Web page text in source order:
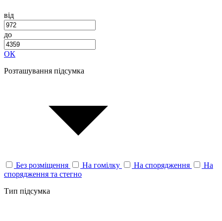
від
до
ОК
Розташування підсумка
Без розміщення На гомілку На спорядження
На
спорядження та стегно
Тип підсумка